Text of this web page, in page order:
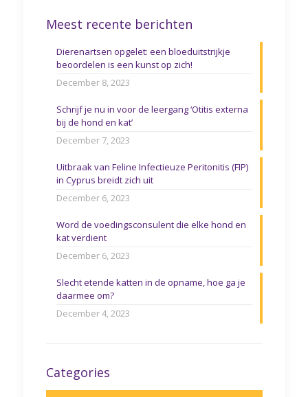
Meest recente berichten
Dierenartsen opgelet: een bloeduitstrijkje
beoordelen is een kunst op zich!
December 8, 2023
Schrijf je nu in voor de leergang ‘Otitis externa
bij de hond en kat’
December 7, 2023
Uitbraak van Feline Infectieuze Peritonitis (FIP)
in Cyprus breidt zich uit
December 6, 2023
Word de voedingsconsulent die elke hond en
kat verdient
December 6, 2023
Slecht etende katten in de opname, hoe ga je
daarmee om?
December 4, 2023
Categories